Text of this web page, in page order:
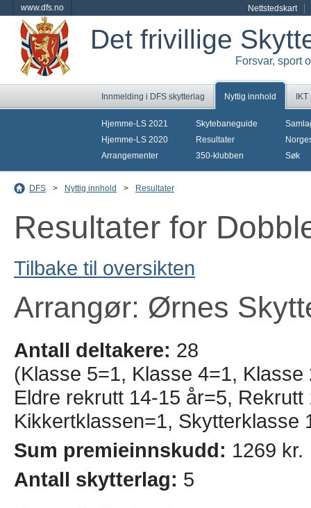
www.dfs.no Nettstedskart
Det frivillige
Forsvar, sport
Innmelding i DFS skytterlag Nyttig innhold
Hjemme-LS 2021
Hjemme-LS 2020
Arrangementer
Skytebaneguide
Resultater
350-klubben
Søk
DFS > Nyttig innhold > Resultater
Resultater for
Tilbake til oversikten
Arrangør: Ørnes
Antall deltakere: 28
(Klasse 5=1, Klasse 4=1,
Eldre rekrutt 14-15 år=5,
Kikkertklassen=1, Skytterklasse
Sum premieinnskudd: 1269 kr.
Antall skytterlag: 5